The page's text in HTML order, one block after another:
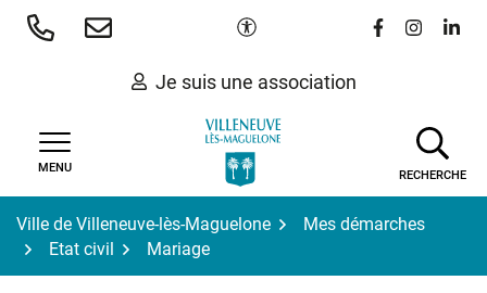
Aller
Paramètres d'accessibilité
Lien vers le
Lien vers
Lien
Je suis une association
MENU
RECHERCHE
Ville de Villeneuve-lès-Maguelone
Mes démarches
Etat civil
Mariage